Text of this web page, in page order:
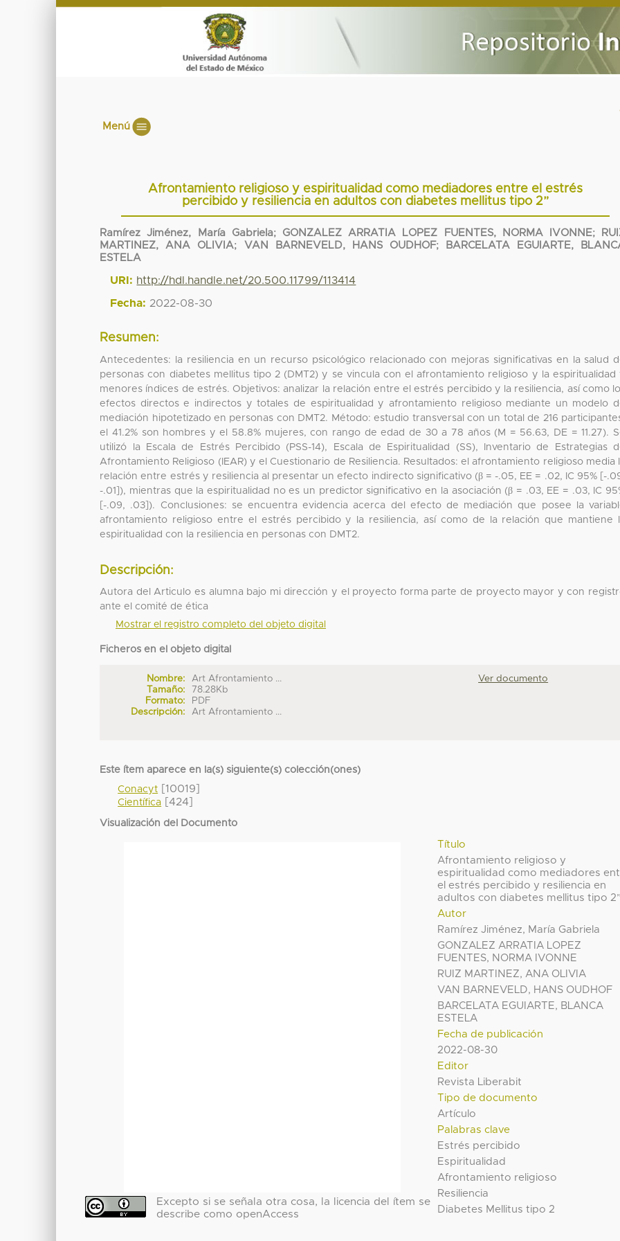
Menú
Afrontamiento religioso y espiritualidad como mediadores entre el estrés
percibido y resiliencia en adultos con diabetes mellitus tipo 2”
Ramírez Jiménez, María Gabriela; GONZALEZ ARRATIA LOPEZ FUENTES, NORMA IVONNE;
MARTINEZ, ANA OLIVIA; VAN BARNEVELD, HANS OUDHOF;
BARCELATA EGUIARTE,
ESTELA
URI: http://hdl.handle.net/20.500.11799/113414
Fecha: 2022-08-30
Resumen:
Antecedentes: la resiliencia en un recurso psicológico relacionado con mejoras significativas en la salud
personas con diabetes mellitus tipo 2 (DMT2) y se vincula con el afrontamiento religioso y la espiritualidad
menores índices de estrés. Objetivos: analizar la relación entre el estrés percibido y la resiliencia, así como
efectos directos e indirectos y totales de espiritualidad y afrontamiento religioso mediante un modelo
mediación hipotetizado en personas con DMT2. Método: estudio transversal con un total de 216
el 41.2% son hombres y el 58.8% mujeres, con rango de edad de 30 a 78 años (M = 56.63, DE = 11.27).
utilizó la Escala de Estrés Percibido (PSS-14), Escala de Espiritualidad (SS), Inventario de Estrategias
Afrontamiento Religioso (IEAR) y el Cuestionario de Resiliencia. Resultados: el afrontamiento religioso media
relación entre estrés y resiliencia al presentar un efecto indirecto significativo (β = -.05, EE = .02, IC 95% [-
-.01]), mientras que la espiritualidad no es un predictor significativo en la asociación (β = .03, EE = .03, IC
[-.09, .03]). Conclusiones: se encuentra evidencia acerca del efecto de mediación que posee la
afrontamiento religioso entre el estrés percibido y la resiliencia, así como de la relación que mantiene
espiritualidad con la resiliencia en personas con DMT2.
Descripción:
Autora del Articulo es alumna bajo mi dirección y el proyecto forma parte de proyecto mayor y con
ante el comité de ética
Mostrar el registro completo del objeto digital
Ficheros en el objeto digital
Nombre:
Art Afrontamiento ...
Tamaño:
78.28Kb
Formato:
PDF
Descripción:
Art Afrontamiento ...
Ver documento
Este ítem aparece en la(s) siguiente(s) colección(ones)
Conacyt [10019]
Científica [424]
Visualización del Documento
Título
Afrontamiento religioso y
espiritualidad como mediadores
el estrés percibido y resiliencia en
adultos con diabetes mellitus tipo
Autor
Ramírez Jiménez, María Gabriela
GONZALEZ ARRATIA LOPEZ
FUENTES, NORMA IVONNE
RUIZ MARTINEZ, ANA OLIVIA
VAN BARNEVELD, HANS OUDHOF
BARCELATA EGUIARTE, BLANCA
ESTELA
Fecha de publicación
2022-08-30
Editor
Revista Liberabit
Tipo de documento
Artículo
Palabras clave
Estrés percibido
Espiritualidad
Afrontamiento religioso
Resiliencia
Diabetes Mellitus tipo 2
Excepto si se señala otra cosa, la licencia del ítem se
describe como openAccess